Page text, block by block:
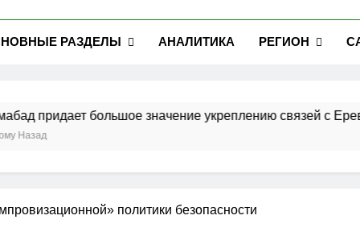
РАЗДЕЛЫ АНАЛИТИКА РЕГИОН
большое значение укреплению связей с Ереваном,
политики безопасности